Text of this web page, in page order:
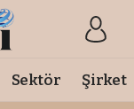
Sektör Şirket